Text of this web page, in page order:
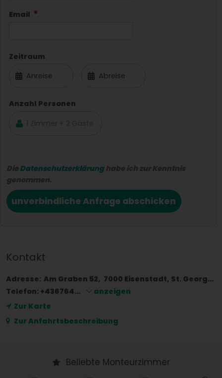
Email
Zeitraum
Anzahl Personen
Die Datenschutzerklärunghabe ich zur Kenntnis
genommen.
unverbindliche Anfrage abschicken
Kontakt
Adresse: Am Graben 52 7000 Eisenstadt, St. Georgen
Telefon: +436764...
anzeigen
Zur Karte
Zur Anfahrtsbeschreibung
Beliebte Monteurzimmer